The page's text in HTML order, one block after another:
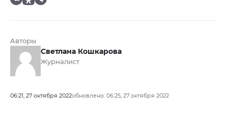
Авторы
Светлана Кошкарова
Журналист
06:21, 27 октября 2022обновлено: 06:25, 27 октября 2022